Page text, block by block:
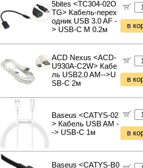
Бетономешалки
Садовые инструменты
Наборы инструментов
Хранение инструментов
Удлинители силовые
Фонари и мобильные
Мультитулы и ножи
Инструменты и техника прочее
5bites <TC304-02O
TG> Кабель-перех
одник USB 3.0 AF -
> USB-C M 0.2м
в
ACD Nexus <ACD-
U930A-C2W> Кабе
ль USB2.0 AM-->U
SB-C 2м
в
Baseus <CATYS-02
> Кабель USB AM -
-> USB-C 1м
в
Baseus <CATYS-B0